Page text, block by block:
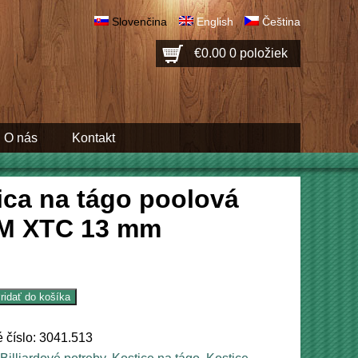
€0.00 0 položiek
Slovenčina English Čeština
O nás Kontakt
na tágo poolová
XTC 13 mm
do košíka
číslo:3041.513